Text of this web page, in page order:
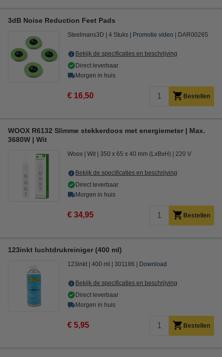
3dB Noise Reduction Feet Pads
Steelmans3D 4 Stuks Promotie video DAR00265
Bekijk de specificaties en beschrijving
Direct leverbaar
Morgen in huis
€ 16,50 Bestellen
WOOX R6132 Slimme stekkerdoos met energiemeter | Max.
3680W | Wit
Woox Wit 350 x 65 x 40 mm (LxBxH) 220 V
Bekijk de specificaties en beschrijving
Direct leverbaar
Morgen in huis
€ 34,95 Bestellen
123inkt luchtdrukreiniger (400 ml)
123inkt 400 ml 301186 Download
Bekijk de specificaties en beschrijving
Direct leverbaar
Morgen in huis
€ 5,95 Bestellen